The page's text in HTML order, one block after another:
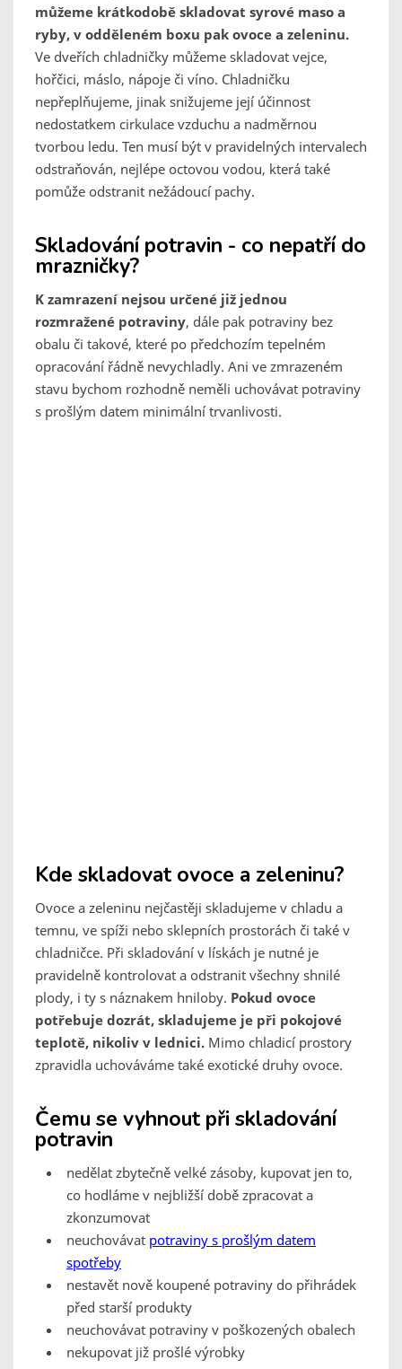
můžeme krátkodobě skladovat syrové maso a
ryby, v odděleném boxu pak ovoce a zeleninu.
Ve dveřích chladničky můžeme skladovat vejce,
hořčici, máslo, nápoje či víno. Chladničku
nepřeplňujeme, jinak snižujeme její účinnost
nedostatkem cirkulace vzduchu a nadměrnou
tvorbou ledu. Ten musí být v pravidelných intervalech
odstraňován, nejlépe octovou vodou, která také
pomůže odstranit nežádoucí pachy.
Skladování potravin - co nepatří do
mrazničky?
K zamrazení nejsou určené již jednou
rozmražené potraviny, dále pak potraviny bez
obalu či takové, které po předchozím tepelném
opracování řádně nevychladly. Ani ve zmrazeném
stavu bychom rozhodně neměli uchovávat potraviny
s prošlým datem minimální trvanlivosti.
Kde skladovat ovoce a zeleninu?
Ovoce a zeleninu nejčastěji skladujeme v chladu a
temnu, ve spíži nebo sklepních prostorách či také v
chladničce. Při skladování v lískách je nutné je
pravidelně kontrolovat a odstranit všechny shnilé
plody, i ty s náznakem hniloby. Pokud ovoce
potřebuje dozrát, skladujeme je při pokojové
teplotě, nikoliv v lednici. Mimo chladicí prostory
zpravidla uchováváme také exotické druhy ovoce.
Čemu se vyhnout při skladování
potravin
nedělat zbytečně velké zásoby, kupovat jen to,
co hodláme v nejbližší době zpracovat a
zkonzumovat
neuchovávat potraviny s prošlým datem
spotřeby
nestavět nově koupené potraviny do přihrádek
před starší produkty
neuchovávat potraviny v poškozených obalech
nekupovat již prošlé výrobky